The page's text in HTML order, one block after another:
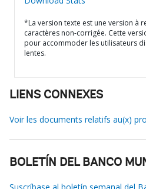
*La version texte est une version à
caractères non-corrigée. Cette
pour accommoder les utilisateurs
lentes.
LIENS CONNEXES
Voir les documents relatifs au(x)
BOLETÍN DEL BANCO